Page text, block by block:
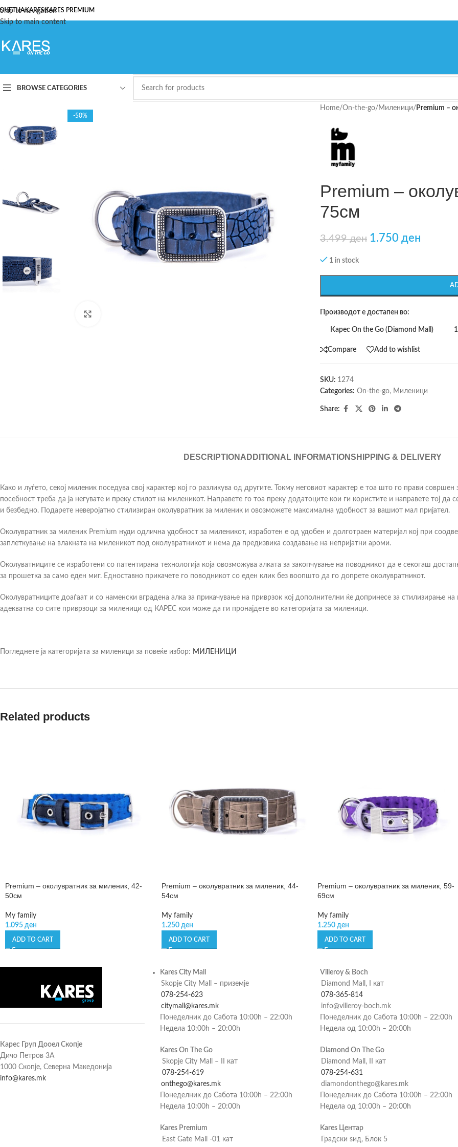
Skip to navigation
Skip to main content
KARESKARES PREMIUM
BROWSE CATEGORIES
-50%
Home/On-the-go/ Миленици/ Premium –
Premium –
75см
3.499ден 1.750 ден
1 in stock
Производот е достапен во:
Карес On the Go (Diamond Mall) 1
Compare Add to wishlist
SKU: 1274
Categories: On-the-go, Миленици
Share:
DESCRIPTION ADDITIONAL INFORMATIONSHIPPING & DELIVERY
Како и луѓето, секој миленик поседува свој карактер кој го разликува од другите. Токму неговиот карактер е тоа што го прави
посебност треба да ја негувате и преку стилот на миленикот. Направете го тоа преку додатоците кои ги користите и направете тој да
и безбедно. Подарете неверојатно стилизиран околувратник за миленик и овозможете максимална удобност за вашиот мал пријател.
Околувратник за миленик Premium нуди одлична удобност за миленикот, изработен е од удобен и долготраен материјал кој при
заплеткување на влакната на миленикот под околувратникот и нема да предизвика создавање на непријатни ароми.
Околуватниците се изработени со патентирана технологија која овозможува алката за закопчување на поводникот да е секогаш
за прошетка за само еден миг. Едноставно прикачете го поводникот со еден клик без воопшто да го допрете околувратникот.
Околувратниците доаѓаат и со наменски вградена алка за прикачување на приврзок кој дополнителни ќе допринесе за стилизирање
адекватна со сите приврзоци за миленици од КАРЕС кои може да ги пронајдете во категоријата за миленици.
Погледнете ја категоријата за миленици за повеќе избор: МИЛЕНИЦИ
Related products
Premium – околувратник за миленик, 42-
50см
My family
1.095 ден
ADD TO CART
Premium – околувратник за миленик, 44-
54см
My family
1.250 ден
ADD TO CART
Premium – околувратник за миленик, 59-
69см
My family
1.250 ден
ADD TO CART
Карес Груп Дооел Скопје
Дичо Петров 3А
1000 Скопје, Северна Македонија
info@kares.mk
Kares City Mall
Skopje City Mall – приземје
078-254-623
citymall@kares.mk
Понеделник до Сабота 10:00h – 22:00h
Недела 10:00h – 20:00h
Kares On The Go
Skopje City Mall – II кат
078-254-619
onthego@kares.mk
Понеделник до Сабота 10:00h – 22:00h
Недела 10:00h – 20:00h
Kares Premium
East Gate Mall -01 кат
Villeroy & Boch
Diamond Mall, I кат
078-365-814
info@villeroy-boch.mk
Понеделник до Сабота 10:00h – 22:00h
Недела од 10:00h – 20:00h
Diamond On The Go
Diamond Mall, II кат
078-254-631
diamondonthego@kares.mk
Понеделник до Сабота 10:00h – 22:00h
Недела од 10:00h – 20:00h
Kares Центар
Градски ѕид, Блок 5